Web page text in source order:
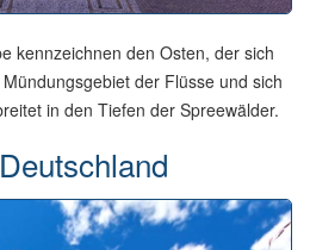
kennzeichnen den Osten, der sich
der Flüsse und sich
in den Tiefen der Spreewälder.